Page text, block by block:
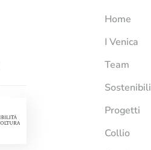
Home
I Venica
Team
Progetti
Collio